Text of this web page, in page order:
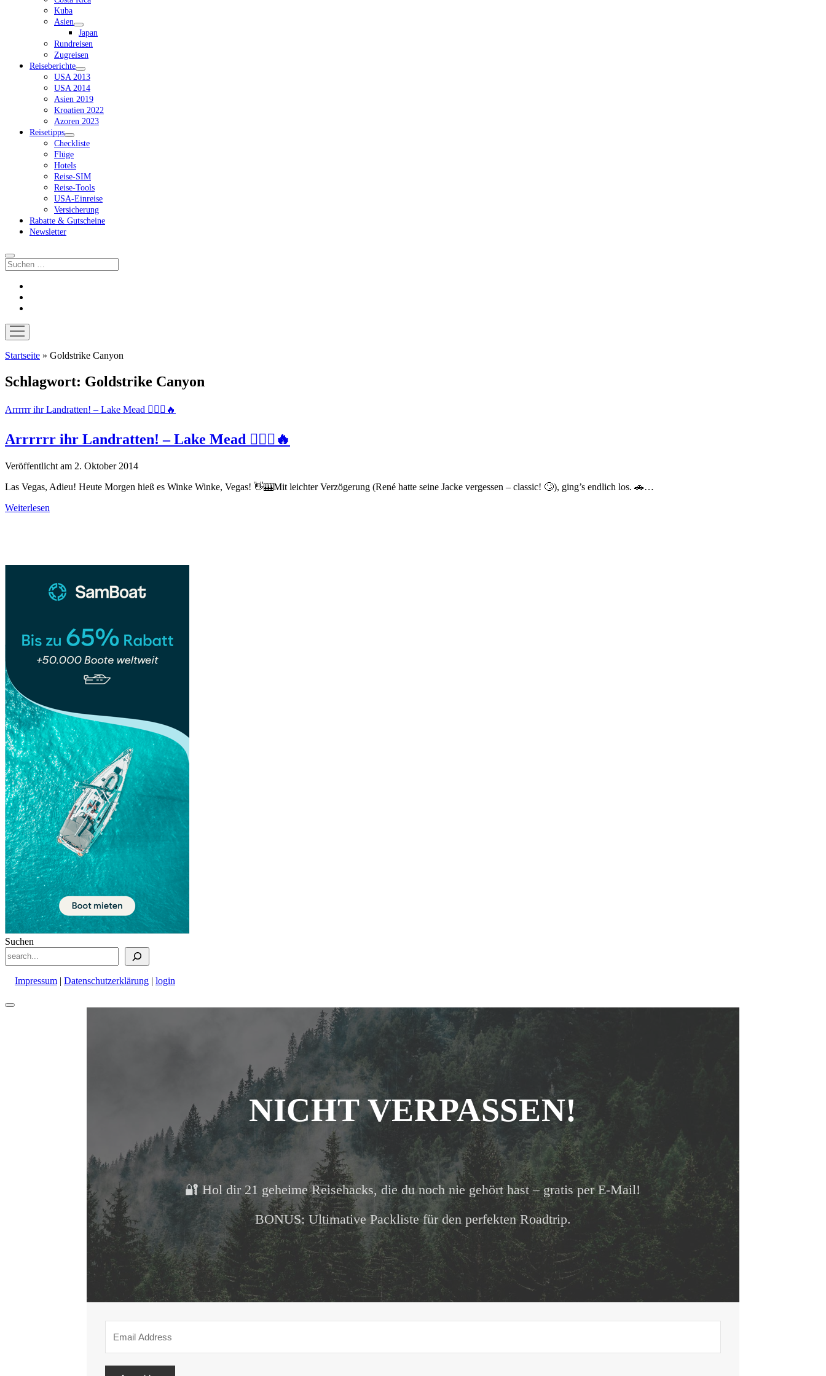
Kuba
Asien
Dropdown-
Menü
öffnen
Japan
Rundreisen
Zugreisen
Reiseberichte
Dropdown-
Menü
öffnen
USA 2013
USA 2014
Asien 2019
Kroatien 2022
Azoren 2023
Reisetipps
Dropdown-
Menü
öffnen
Checkliste
Flüge
Hotels
Reise-SIM
Reise-Tools
USA-Einreise
Versicherung
Rabatte & Gutscheine
Newsletter
Suchen
Menü
öffnen
Startseite » Goldstrike Canyon
Schlagwort: Goldstrike Canyon
Arrrrrr ihr Landratten! – Lake Mead 🏴‍☠️⛵🔥
Arrrrrr ihr Landratten! – Lake Mead 🏴‍☠️⛵🔥
Veröffentlicht am 2. Oktober 2014
Las Vegas, Adieu! Heute Morgen hieß es Winke Winke, Vegas! 👋🎰Mit leichter Verzögerung (René hatte seine Jacke vergessen – classic! 🙄), ging’s endlich los. 🚗…
Weiterlesen
⛵
🔥
Suchen
Impressum | Datenschutzerklärung | login
Nach
NICHT VERPASSEN!
🔐 Hol dir 21 geheime Reisehacks, die du noch nie gehört hast – gratis per E-Mail!
BONUS: Ultimative Packliste für den perfekten Roadtrip.